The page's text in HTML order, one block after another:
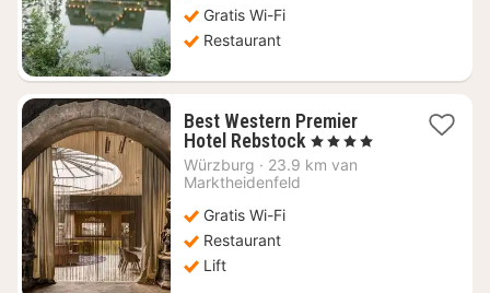
Gratis Wi-Fi
Restaurant
Best Western Premier
Hotel Rebstock 1
nacht
, 4 Sterren
Würzburg · 23.9 km van
Marktheidenfeld
Gratis Wi-Fi
Restaurant
Lift